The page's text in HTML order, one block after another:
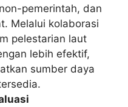
pemerintah, dan
Melalui kolaborasi
pelestarian laut
lebih efektif,
sumber daya